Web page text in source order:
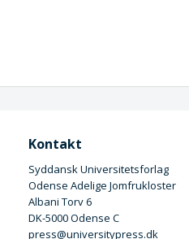
Kontakt
Syddansk Universitetsforlag
Odense Adelige Jomfrukloster
Albani Torv 6
DK-5000 Odense C
press@universitypress.dk